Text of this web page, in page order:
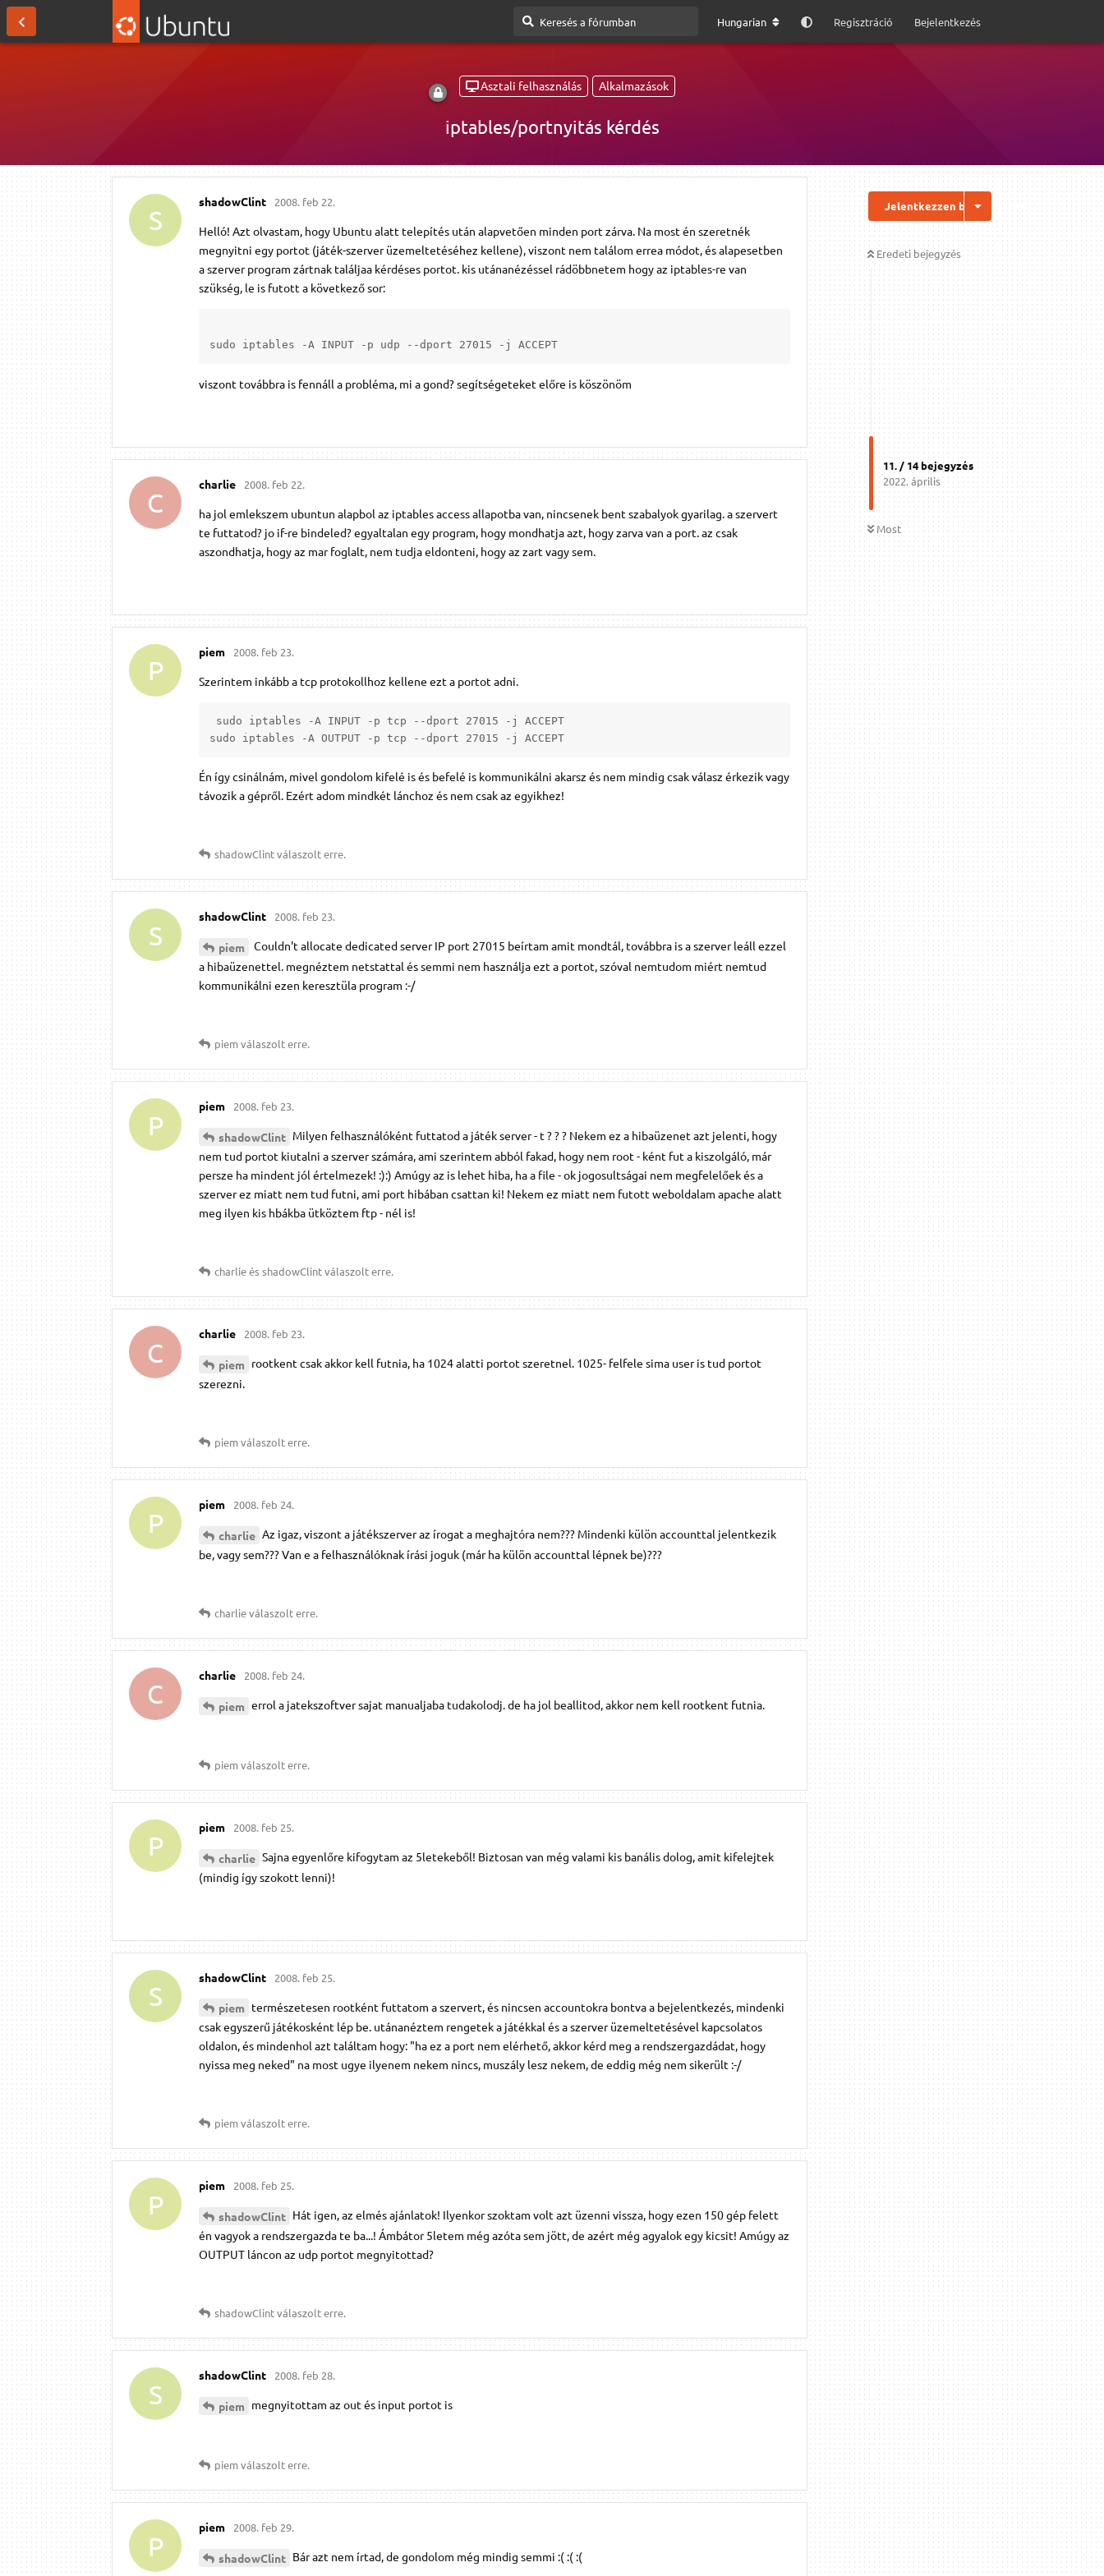
Hungarian Regisztráció Bejelentkezés
Asztali felhasználás Alkalmazások
iptables/portnyitás kérdés
Jelentkezzen be a válaszhoz
Eredeti bejegyzés
11. / 14bejegyzés
2022. április
Most
S
shadowClint 2008. feb 22.
Helló! Azt olvastam, hogy Ubuntu alatt telepítés után alapvetően minden port zárva. Na most én szeretnék
megnyitni egy portot (játék-szerver üzemeltetéséhez kellene), viszont nem találom errea módot, és alapesetben
a szerver program zártnak találjaa kérdéses portot. kis utánanézéssel rádöbbnetem hogy az iptables-re van
szükség, le is futott a következő sor:
sudo iptables -A INPUT -p udp --dport 27015 -j ACCEPT
viszont továbbra is fennáll a probléma, mi a gond? segítségeteket előre is köszönöm
C
charlie 2008. feb 22.
ha jol emlekszem ubuntun alapbol az iptables access allapotba van, nincsenek bent szabalyok gyarilag. a szervert
te futtatod? jo if-re bindeled? egyaltalan egy program, hogy mondhatja azt, hogy zarva van a port. az csak
aszondhatja, hogy az mar foglalt, nem tudja eldonteni, hogy az zart vagy sem.
P
piem 2008. feb 23.
Szerintem inkább a tcp protokollhoz kellene ezt a portot adni.
sudo iptables -A INPUT -p tcp --dport 27015 -j ACCEPT
sudo iptables -A OUTPUT -p tcp --dport 27015 -j ACCEPT
Én így csinálnám, mivel gondolom kifelé is és befelé is kommunikálni akarsz és nem mindig csak válasz érkezik vagy
távozik a gépről. Ezért adom mindkét lánchoz és nem csak az egyikhez!
shadowClintválaszolt erre.
S
shadowClint 2008. feb 23.
piem
Couldn't allocate dedicated server IP port 27015 beírtam amit mondtál, továbbra is a szerver leáll ezzel
a hibaüzenettel. megnéztem netstattal és semmi nem használja ezt a portot, szóval nemtudom miért nemtud
kommunikálni ezen keresztüla program :-/
piemválaszolt erre.
P
piem 2008. feb 23.
shadowClint Milyen felhasználóként futtatod a játék server - t ? ? ? Nekem ez a hibaüzenet azt jelenti, hogy
nem tud portot kiutalni a szerver számára, ami szerintem abból fakad, hogy nem root - ként fut a kiszolgáló, már
persze ha mindent jól értelmezek! :):) Amúgy az is lehet hiba, ha a file - ok jogosultságai nem megfelelőek és a
szerver ez miatt nem tud futni, ami port hibában csattan ki! Nekem ez miatt nem futott weboldalam apache alatt
meg ilyen kis hbákba ütköztem ftp - nél is!
charlieésshadowClintválaszolt erre.
C
charlie 2008. feb 23.
piem rootkent csak akkor kell futnia, ha 1024 alatti portot szeretnel. 1025- felfele sima user is tud portot
szerezni.
piemválaszolt erre.
P
piem 2008. feb 24.
charlie Az igaz, viszont a játékszerver az írogat a meghajtóra nem??? Mindenki külön accounttal jelentkezik
be, vagy sem??? Van e a felhasználóknak írási joguk (már ha külön accounttal lépnek be)???
charlieválaszolt erre.
C
charlie 2008. feb 24.
piem errol a jatekszoftver sajat manualjaba tudakolodj. de ha jol beallitod, akkor nem kell rootkent futnia.
piemválaszolt erre.
P
piem 2008. feb 25.
charlie Sajna egyenlőre kifogytam az 5letekeből! Biztosan van még valami kis banális dolog, amit kifelejtek
(mindig így szokott lenni)!
S
shadowClint 2008. feb 25.
piem természetesen rootként futtatom a szervert, és nincsen accountokra bontva a bejelentkezés, mindenki
csak egyszerű játékosként lép be. utánanéztem rengetek a játékkal és a szerver üzemeltetésével kapcsolatos
oldalon, és mindenhol azt találtam hogy: "ha ez a port nem elérhető, akkor kérd meg a rendszergazdádat, hogy
nyissa meg neked" na most ugye ilyenem nekem nincs, muszály lesz nekem, de eddig még nem sikerült :-/
piemválaszolt erre.
P
piem 2008. feb 25.
shadowClint Hát igen, az elmés ajánlatok! Ilyenkor szoktam volt azt üzenni vissza, hogy ezen 150 gép felett
én vagyok a rendszergazda te ba...! Ámbátor 5letem még azóta sem jött, de azért még agyalok egy kicsit! Amúgy az
OUTPUT láncon az udp portot megnyitottad?
shadowClintválaszolt erre.
S
shadowClint 2008. feb 28.
piem megnyitottam az out és input portot is
piemválaszolt erre.
P
piem 2008. feb 29.
shadowClint Bár azt nem írtad, de gondolom még mindig semmi :( :( :(